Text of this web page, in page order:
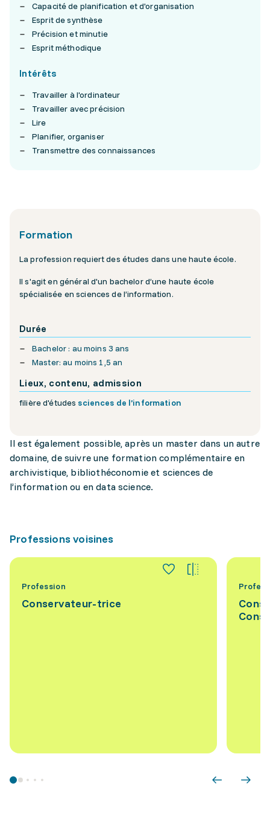
Capacité de planification et d'organisation
Esprit de synthèse
Précision et minutie
Esprit méthodique
Intérêts
Travailler à l'ordinateur
Travailler avec précision
Lire
Planifier, organiser
Transmettre des connaissances
Formation
La profession requiert des études dans une haute école.
Il s'agit en général d'un bachelor d’une haute école
spécialisée en sciences de l’information.
Durée
Bachelor : au moins 3 ans
Master: au moins 1,5 an
Lieux, contenu, admission
filière d'études sciences de l’information
Il est également possible, après un master dans un autre
domaine, de suivre une formation complémentaire en
archivistique, bibliothéconomie et sciences de
l’information ou en data science.
Professions voisines
Profession
Conservateur-trice